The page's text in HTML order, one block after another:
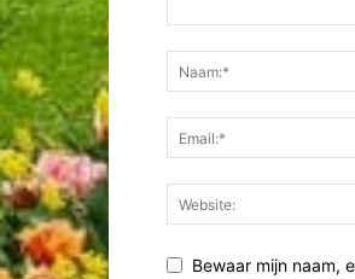
Bewaar mijn naam,